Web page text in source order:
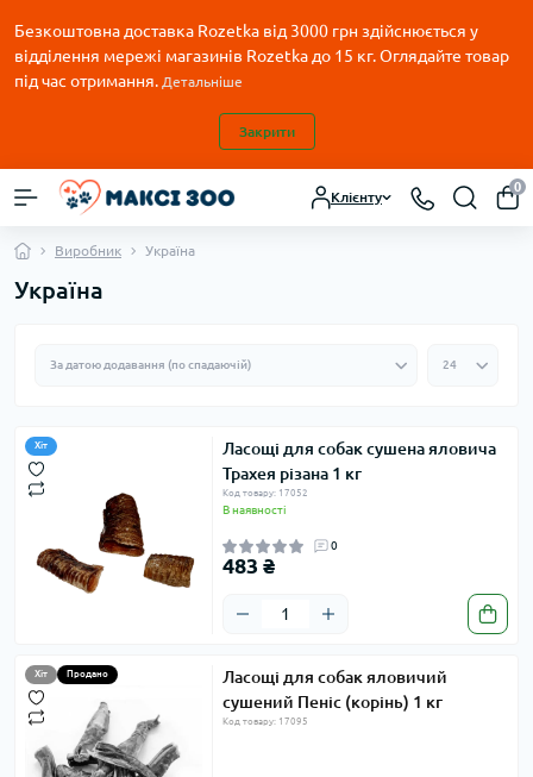
Безкоштовна доставка Rozetka від 3000 грн здійснюється у
відділення мережі магазинів Rozetka до 15 кг. Оглядайте товар
під час отримання. Детальніше
Закрити
Клієнту
0
Виробник Україна
Україна
Хіт
Ласощі для собак сушена яловича
Трахея різана 1 кг
Код товару: 17052
В наявності
0
483 ₴
Хіт Продано
Ласощі для собак яловичий
сушений Пеніс (корінь) 1 кг
Код товару: 17095